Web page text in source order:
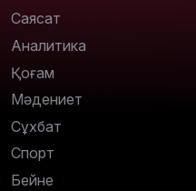
Саясат
Аналитика
Қоғам
Мәдениет
Сұхбат
Спорт
Бейне